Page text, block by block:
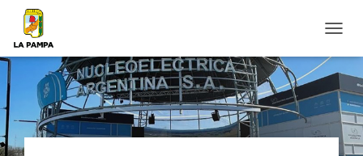
A
M
B